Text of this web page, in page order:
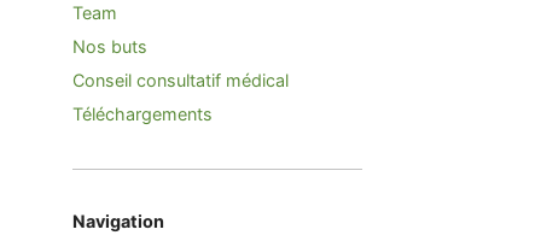
Team
Nos buts
Conseil consultatif médical
Téléchargements
Navigation